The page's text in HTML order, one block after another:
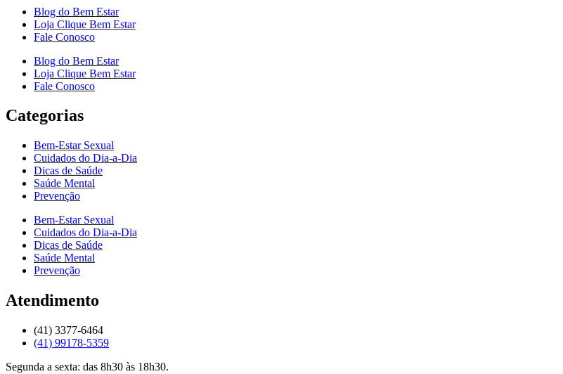
Blog do Bem Estar
Loja Clique Bem Estar
Fale Conosco
Blog do Bem Estar
Loja Clique Bem Estar
Fale Conosco
Categorias
Bem-Estar Sexual
Cuidados do Dia-a-Dia
Dicas de Saúde
Saúde Mental
Prevenção
Bem-Estar Sexual
Cuidados do Dia-a-Dia
Dicas de Saúde
Saúde Mental
Prevenção
Atendimento
(41) 3377-6464
(41) 99178-5359
Segunda a sexta: das 8h30 às 18h30.